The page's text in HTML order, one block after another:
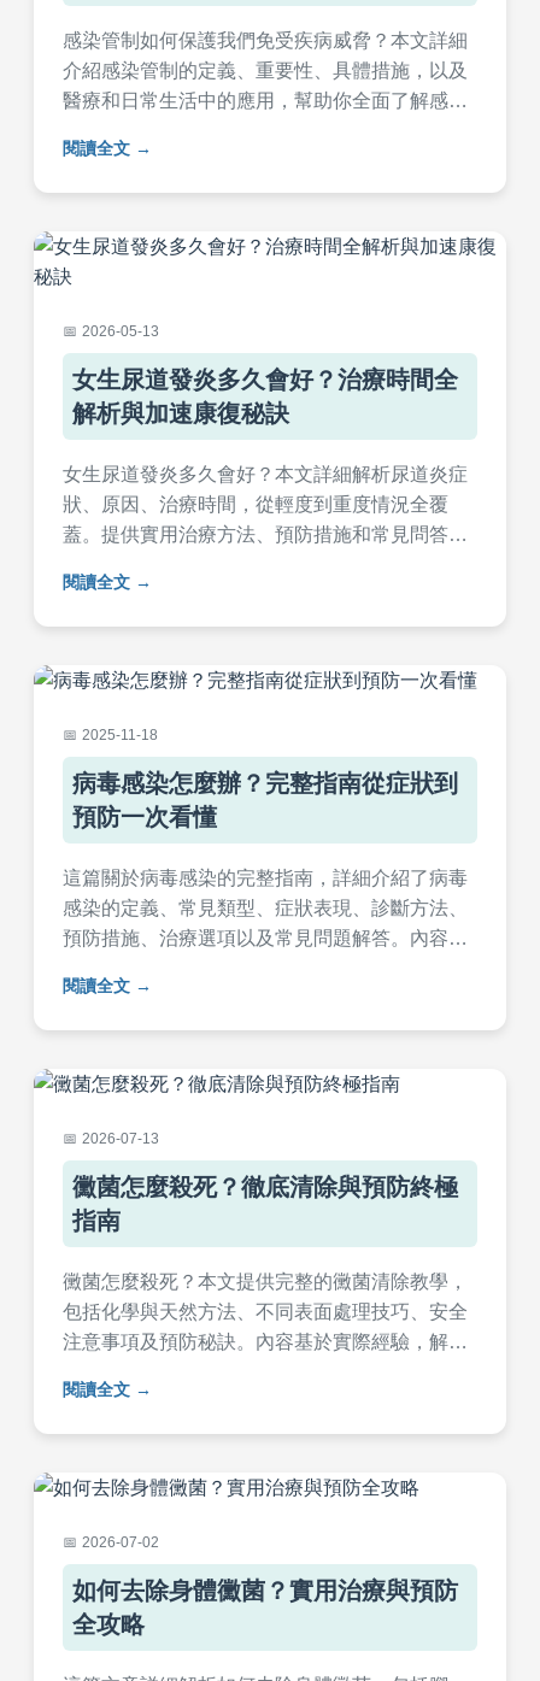
感染管制如何保護我們免受疾病威脅？本文詳細
介紹感染管制的定義、重要性、具體措施，以及
醫療和日常生活中的應用，幫助你全面了解感染
答。
閱讀全文
2026-05-13
女生尿道發炎多久會好？治療時間全
解析與加速康復秘訣
女生尿道發炎多久會好？本文詳細解析尿道炎症
狀、原因、治療時間，從輕度到重度情況全覆
蓋。提供實用治療方法、預防措施和常見問答，
驗分享，解決您的所有疑問。
閱讀全文
2025-11-18
病毒感染怎麼辦？完整指南從症狀到
預防一次看懂
這篇關於病毒感染的完整指南，詳細介紹了病毒
感染的定義、常見類型、症狀表現、診斷方法、
預防措施、治療選項以及常見問題解答。內容基
從預防到康復全面應對病毒感染。無論是家庭照
顧還是就醫決策，都能找到有用資訊，包括如何
點。
閱讀全文
2026-07-13
黴菌怎麼殺死？徹底清除與預防終極
指南
黴菌怎麼殺死？本文提供完整的黴菌清除教學，
包括化學與天然方法、不同表面處理技巧、安全
注意事項及預防秘訣。內容基於實際經驗，解決
遠離黴菌困擾。
閱讀全文
2026-07-02
如何去除身體黴菌？實用治療與預防
全攻略